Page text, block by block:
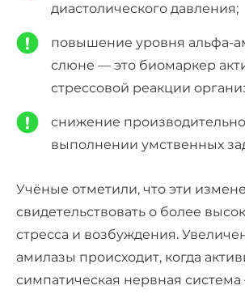
диастолического давления;
повышение уровня альфа-
слюне — это биомаркер
стрессовой реакции
снижение
выполнении умственных
Учёные отметили, что эти
свидетельствовать о более
стресса и возбуждения.
амилазы происходит, когда
симпатическая нервная